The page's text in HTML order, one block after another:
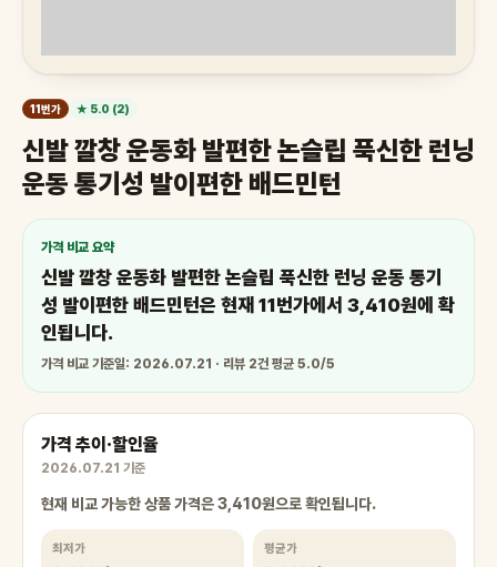
11번가 ★ 5.0 (2)
신발 깔창 운동화 발편한 논슬립 푹신한 런닝
운동 통기성 발이편한 배드민턴
가격 비교 요약
신발 깔창 운동화 발편한 논슬립 푹신한 런닝 운동 통기
성 발이편한 배드민턴은 현재 11번가에서 3,410원에 확
인됩니다.
가격 비교 기준일: 2026.07.21 · 리뷰 2건 평균 5.0/5
가격 추이·할인율
2026.07.21 기준
현재 비교 가능한 상품 가격은 3,410원으로 확인됩니다.
최저가 평균가